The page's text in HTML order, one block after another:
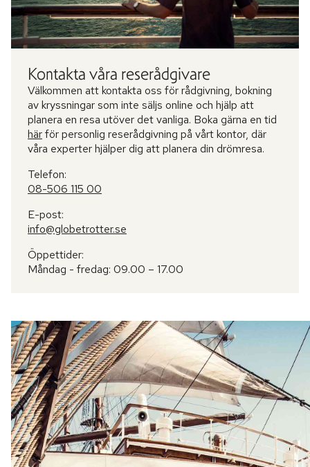
Kontakta våra reserådgivare
Välkommen att kontakta oss för rådgivning, bokning
av kryssningar som inte säljs online och hjälp att
planera en resa utöver det vanliga. Boka gärna en tid
härför personlig reserådgivning på vårt kontor, där
våra experter hjälper dig att planera din drömresa.
Telefon:
08-506 115 00
E-post:
info@globetrotter.se
Öppettider:
Måndag - fredag: 09.00 – 17.00